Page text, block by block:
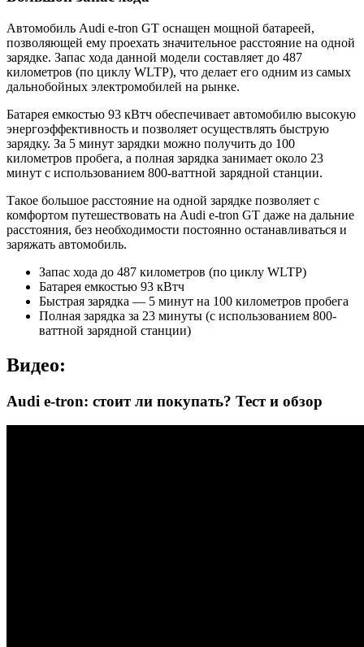
Автомобиль Audi e-tron GT оснащен мощной батареей,
позволяющей ему проехать значительное расстояние на одной
зарядке. Запас хода данной модели составляет до 487
километров (по циклу WLTP), что делает его одним из самых
дальнобойных электромобилей на рынке.
Батарея емкостью 93 кВтч обеспечивает автомобилю высокую
энергоэффективность и позволяет осуществлять быструю
зарядку. За 5 минут зарядки можно получить до 100
километров пробега, а полная зарядка занимает около 23
минут с использованием 800-ваттной зарядной станции.
Такое большое расстояние на одной зарядке позволяет с
комфортом путешествовать на Audi e-tron GT даже на дальние
расстояния, без необходимости постоянно останавливаться и
заряжать автомобиль.
Запас хода до 487 километров (по циклу WLTP)
Батарея емкостью 93 кВтч
Быстрая зарядка — 5 минут на 100 километров пробега
Полная зарядка за 23 минуты (с использованием 800-
ваттной зарядной станции)
Видео:
Audi e-tron: стоит ли покупать? Тест и обзор